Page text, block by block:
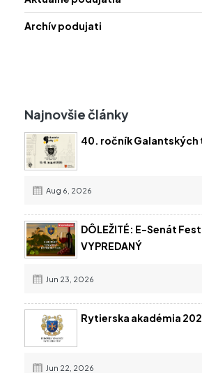
Archív podujati
Najnovšie články
40. ročník Galantských
Aug 6, 2026
DÔLEŽITÉ: E-Senát
VYPREDANÝ
Jun 23, 2026
Rytierska akadémia
Jun 22, 2026